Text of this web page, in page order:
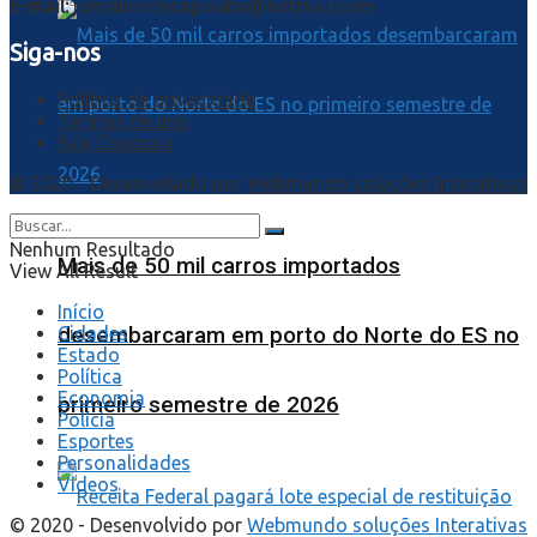
Mais de 50 mil carros importados
desembarcaram em porto do Norte do ES no
primeiro semestre de 2026
E-mail:jornalnortecapixaba@hotmail.com
Siga-nos
Política de privacidade
Termos de uso
Fale Conosco
© 2020 - Desenvolvido por Webmundo soluções Interativas
Nenhum Resultado
View All Result
Início
Cidades
Estado
Política
Economia
Polícia
Esportes
Personalidades
Videos
© 2020 - Desenvolvido por Webmundo soluções Interativas